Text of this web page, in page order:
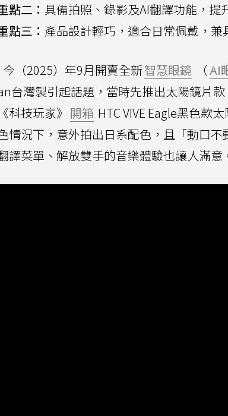
點二： 具備拍照、錄影及AI翻譯功能，提
點三： 產品設計輕巧，適合日常佩戴，兼
今（2025）年9月開賣全新智慧眼鏡 （AI
台灣製引起話題，當時先推出太陽鏡片
科技玩家》 開箱 HTC VIVE Eagle黑色款
情況下，意外拍出日系配色，且「動口
譯菜單、解放雙手的音樂體驗也讓人滿意